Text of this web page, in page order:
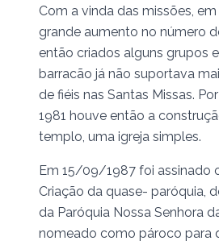
Com a vinda das missões,
grande aumento no número
então criados alguns grupos
barracão já não suportava
de fiéis nas Santas Missas.
1981 houve então a
templo, uma igreja simples.
Em 15/09/1987 foi assinado
Criação da quase- paróquia,
da Paróquia Nossa Senhora
nomeado como pároco para